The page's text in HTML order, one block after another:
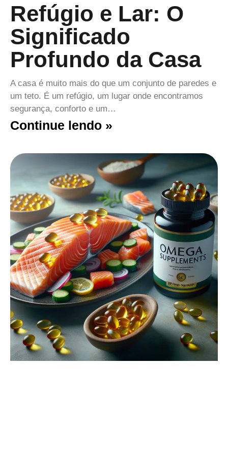
Refúgio e Lar: O
Significado
Profundo da Casa
A casa é muito mais do que um conjunto de paredes e
um teto. É um refúgio, um lugar onde encontramos
segurança, conforto e um…
Continue lendo »